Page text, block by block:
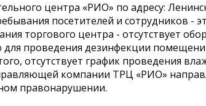
центра «РИО» по адресу:
посетителей и сотрудников -
торгового центра - отсутствует
проведения дезинфекции
отсутствует график проведения
компании ТРЦ «РИО»
правонарушении.